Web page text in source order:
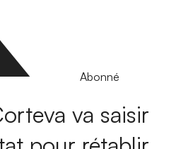
Abonné
va saisir